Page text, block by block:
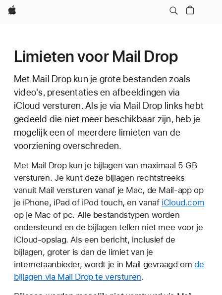
Apple
Limieten voor Mail Drop
Met Mail Drop kun je grote bestanden zoals
video's, presentaties en afbeeldingen via
iCloud versturen. Als je via Mail Drop links hebt
gedeeld die niet meer beschikbaar zijn, heb je
mogelijk een of meerdere limieten van de
voorziening overschreden.
Met Mail Drop kun je bijlagen van maximaal 5 GB
versturen. Je kunt deze bijlagen rechtstreeks
vanuit Mail versturen vanaf je Mac, de Mail-app op
je iPhone, iPad of iPod touch, en vanaf iCloud.com
op je Mac of pc. Alle bestandstypen worden
ondersteund en de bijlagen tellen niet mee voor je
iCloud-opslag. Als een bericht, inclusief de
bijlagen, groter is dan de limiet van je
internetaanbieder, wordt je in Mail gevraagd omde
bijlagen via Mail Drop te versturen.